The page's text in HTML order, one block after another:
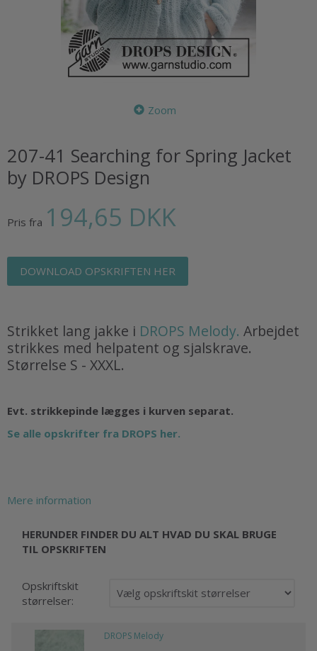
Zoom
207-41 Searching for Spring Jacket
by DROPS Design
Pris fra 194,65 DKK
DOWNLOAD OPSKRIFTEN HER
Strikket lang jakke i DROPS Melody. Arbejdet
strikkes med helpatent og sjalskrave.
Størrelse S - XXXL.
Evt. strikkepinde lægges i kurven separat.
Se alle opskrifter fra DROPS her.
Mere information
HERUNDER FINDER DU ALT HVAD DU SKAL BRUGE
TIL OPSKRIFTEN
Opskriftskit
størrelser:
DROPS Melody